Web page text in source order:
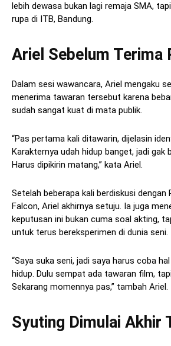
lebih dewasa bukan lagi remaja SMA,
rupa di ITB, Bandung.
Ariel Sebelum Terima
Dalam sesi wawancara, Ariel mengaku
menerima tawaran tersebut karena
sudah sangat kuat di mata publik.
“Pas pertama kali ditawarin, dijelasin
Karakternya udah hidup banget, jadi gak
Harus dipikirin matang,” kata Ariel.
Setelah beberapa kali berdiskusi dengan
Falcon, Ariel akhirnya setuju. Ia juga
keputusan ini bukan cuma soal akting,
untuk terus bereksperimen di dunia seni.
“Saya suka seni, jadi saya harus coba
hidup. Dulu sempat ada tawaran film,
Sekarang momennya pas,” tambah Ariel.
Syuting Dimulai Akhir